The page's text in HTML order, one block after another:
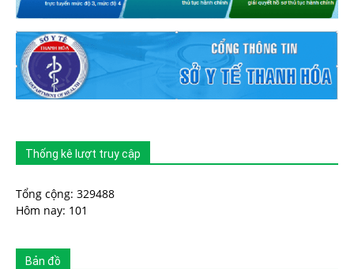
Thống kê lượt truy cập
Tổng cộng: 329488
Hôm nay: 101
Bản đồ